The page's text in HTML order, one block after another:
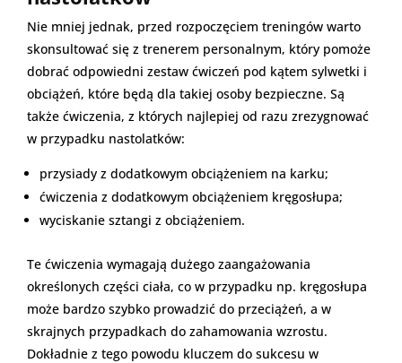
Nie mniej jednak, przed rozpoczęciem treningów warto
skonsultować się z trenerem personalnym, który pomoże
dobrać odpowiedni zestaw ćwiczeń pod kątem sylwetki i
obciążeń, które będą dla takiej osoby bezpieczne. Są
także ćwiczenia, z których najlepiej od razu zrezygnować
w przypadku nastolatków:
przysiady z dodatkowym obciążeniem na karku;
ćwiczenia z dodatkowym obciążeniem kręgosłupa;
wyciskanie sztangi z obciążeniem.
Te ćwiczenia wymagają dużego zaangażowania
określonych części ciała, co w przypadku np. kręgosłupa
może bardzo szybko prowadzić do przeciążeń, a w
skrajnych przypadkach do zahamowania wzrostu.
Dokładnie z tego powodu kluczem do sukcesu w